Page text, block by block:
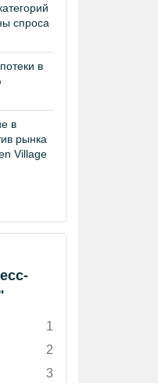
спроса
в
в
рынка
Village
1
2
3